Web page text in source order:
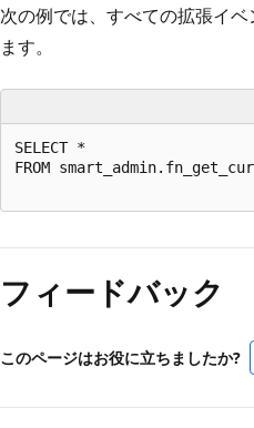
次の例では、すべての拡張イ
ます。
SELECT *
FROM
み
取
モ
ド
フィードバック
このページはお役に立ちましたか?